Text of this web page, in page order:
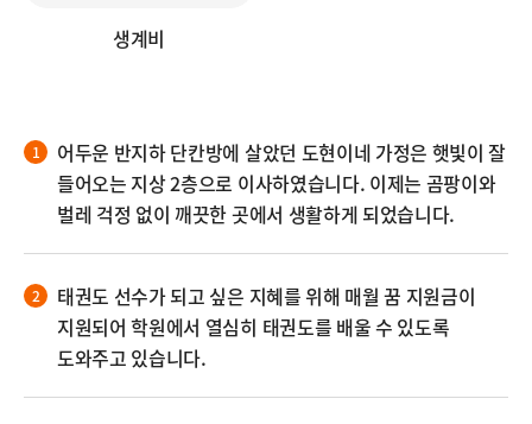
생계비
어두운 반지하 단칸방에 살았던 도현이네 가정은 햇빛이 잘
들어오는 지상 2층으로 이사하였습니다. 이제는 곰팡이와
벌레 걱정 없이 깨끗한 곳에서 생활하게 되었습니다.
태권도 선수가 되고 싶은 지혜를 위해 매월 꿈 지원금이
지원되어 학원에서 열심히 태권도를 배울 수 있도록
도와주고 있습니다.